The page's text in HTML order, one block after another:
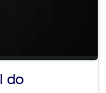
do